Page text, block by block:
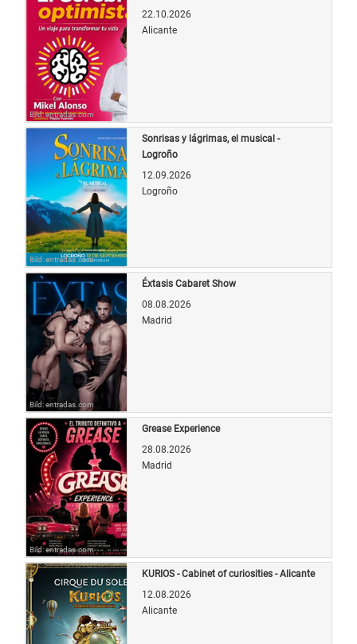
Bild: entradas.com
22.10.2026
Alicante
Bild: entradas.com
Sonrisas y lágrimas, el musical -
Logroño
12.09.2026
Logroño
Bild: entradas.com
Éxtasis Cabaret Show
08.08.2026
Madrid
Bild: entradas.com
Grease Experience
28.08.2026
Madrid
KURIOS - Cabinet of curiosities - Alicante
12.08.2026
Alicante